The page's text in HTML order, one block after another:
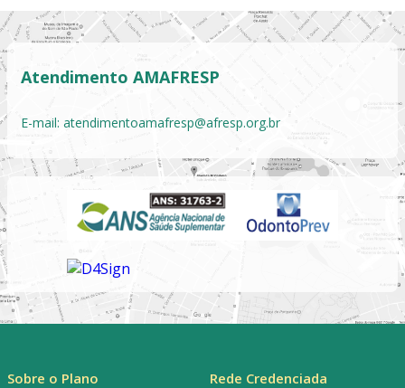
Atendimento AMAFRESP
E-mail: atendimentoamafresp@afresp.org.br
Sobre o Plano Rede Credenciada